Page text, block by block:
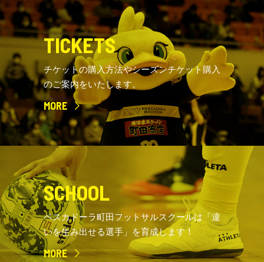
TICKETS
チケットの購入方法やシーズンチケット購入
のご案内をいたします。
MORE
SCHOOL
ペスカドーラ町田フットサルスクールは「違
いを生み出せる選手」を育成します！
MORE